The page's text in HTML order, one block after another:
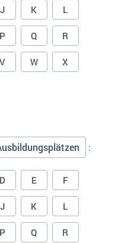
J K L
P Q R
V W X
:
D E F
J K L
P Q R